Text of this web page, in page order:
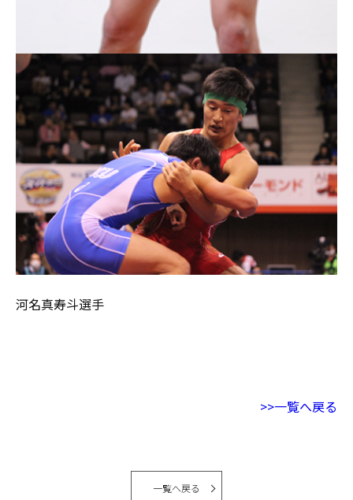
河名真寿斗選手
>>一覧へ戻る
一覧へ戻る